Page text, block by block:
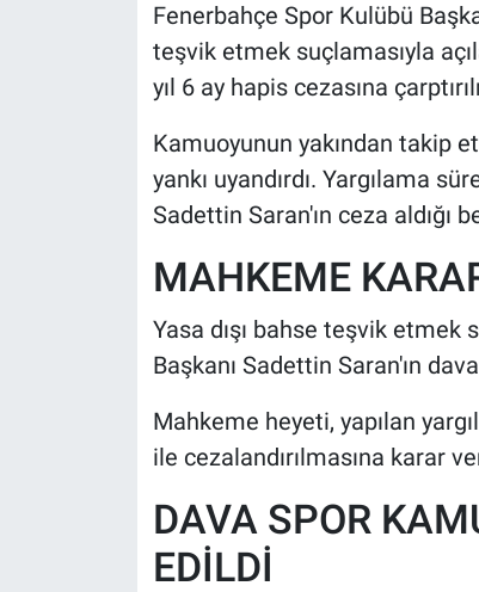
Fenerbahçe Spor Kulübü
teşvik etmek suçlamasıyla
yıl 6 ay hapis cezasına
Kamuoyunun yakından takip
yankı uyandırdı. Yargılama
Sadettin Saran'ın ceza aldığı
MAHKEME
Yasa dışı bahse teşvik etmek
Başkanı Sadettin Saran'ın
Mahkeme heyeti, yapılan
ile cezalandırılmasına karar
DAVA SPOR
EDİLDİ
MAGAZİN
Bilim, Teknoloji